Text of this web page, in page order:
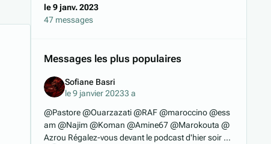
le 9 janv. 2023
47 messages
Messages les plus populaires
Sofiane Basri
le 9 janvier 20233 a
@Pastore @Ouarzazati @RAF @maroccino @ess
am @Najim @Koman @Amine67 @Marokouta @
Azrou Régalez-vous devant le podcast d'hier soir où